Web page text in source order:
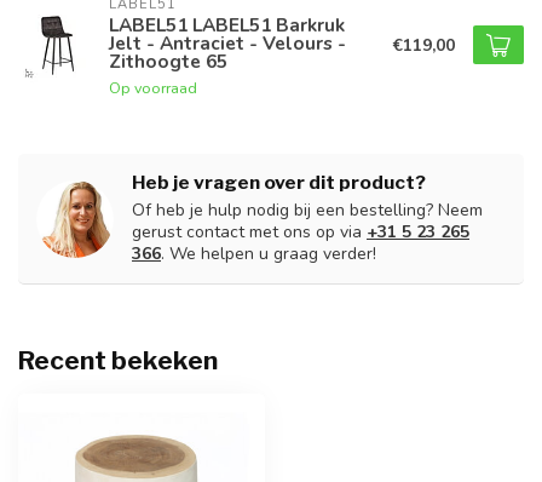
LABEL51
LABEL51 LABEL51 Barkruk
Jelt - Antraciet - Velours -
Zithoogte 65
Op voorraad
€119,00
Heb je vragen over dit product?
Of heb je hulp nodig bij een bestelling? Neem
gerust contact met ons op via +31 5 23 265
366. We helpen u graag verder!
Recent bekeken